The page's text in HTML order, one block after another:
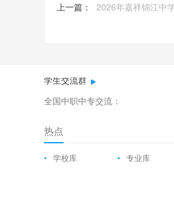
上一篇： 2026年嘉祥锦江中
学生交流群
全国中职中专交流：
热点
• 学校库 • 专业库